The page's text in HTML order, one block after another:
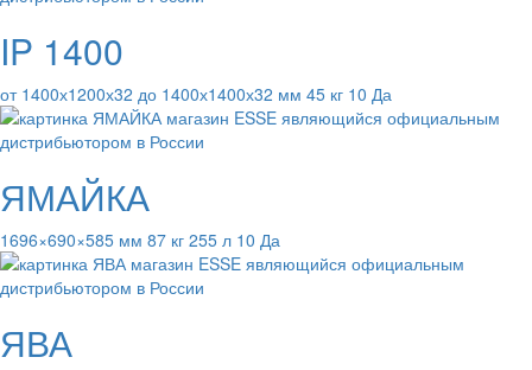
IP 1400
от 1400х1200х32 до 1400х1400х32 мм 45 кг 10 Да
ЯМАЙКА
1696×690×585 мм 87 кг 255 л 10 Да
ЯВА